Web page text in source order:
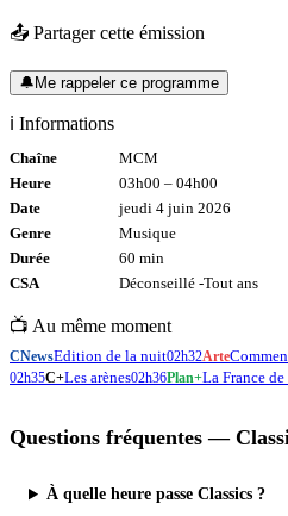
📤 Partager cette émission
🔔Me rappeler ce programme
ℹ️ Informations
Chaîne
MCM
Heure
03h00 – 04h00
Date
jeudi 4 juin 2026
Genre
Musique
Durée
60 min
CSA
Déconseillé -Tout ans
📺 Au même moment
CNewsEdition de la nuit02h32Arte
02h35C+Les arènes02h36Plan+La France
Questions fréquentes —
À quelle heure passe Classics ?